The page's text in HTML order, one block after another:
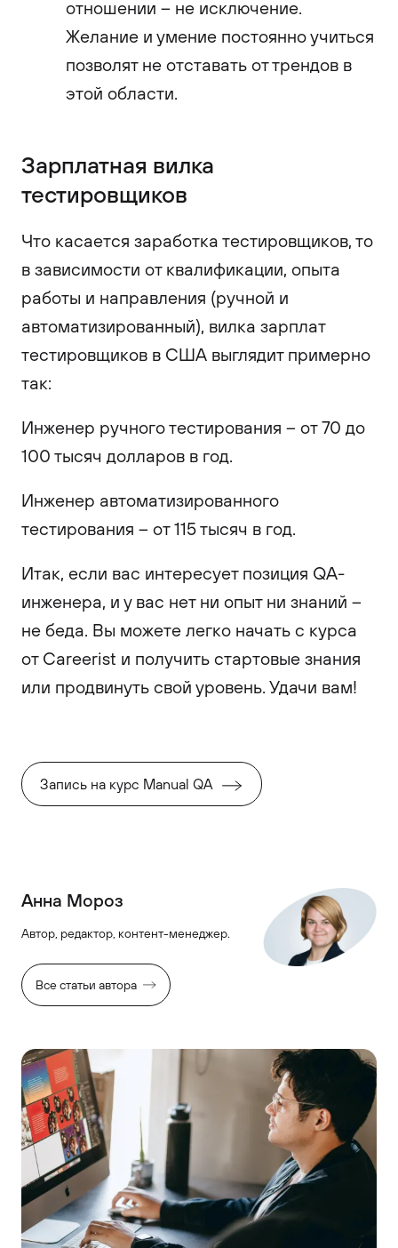
отношении – не исключение.
Желание и умение постоянно учиться
позволят не отставать от трендов в
этой области.
Зарплатная вилка
тестировщиков
Что касается заработка тестировщиков, то
в зависимости от квалификации, опыта
работы и направления (ручной и
автоматизированный), вилка зарплат
тестировщиков в США выглядит примерно
так:
Инженер ручного тестирования – от 70 до
100 тысяч долларов в год.
Инженер автоматизированного
тестирования – от 115 тысяч в год.
Итак, если вас интересует позиция QA-
инженера, и у вас нет ни опыт ни знаний –
не беда. Вы можете легко начать с курса
от Careerist и получить стартовые знания
или продвинуть свой уровень. Удачи вам!
Запись на курс Manual QA
Анна Мороз
Автор, редактор, контент-менеджер.
Все статьи автора